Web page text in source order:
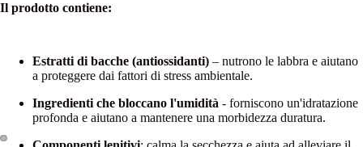
Il prodotto contiene:
Estratti di bacche (antiossidanti) – nutrono le labbra e aiutano
a proteggere dai fattori di stress ambientale.
Ingredienti che bloccano l'umidità - forniscono un'idratazione
profonda e aiutano a mantenere una morbidezza duratura.